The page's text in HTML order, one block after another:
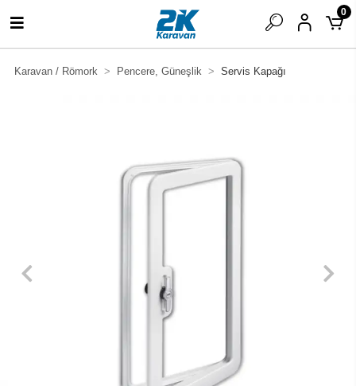
0
Karavan / Römork Pencere, Güneşlik Servis Kapağı